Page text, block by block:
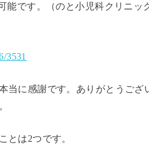
能です。（のと小児科クリニッ
3531
当に感謝です。ありがとうござ
とは2つです。